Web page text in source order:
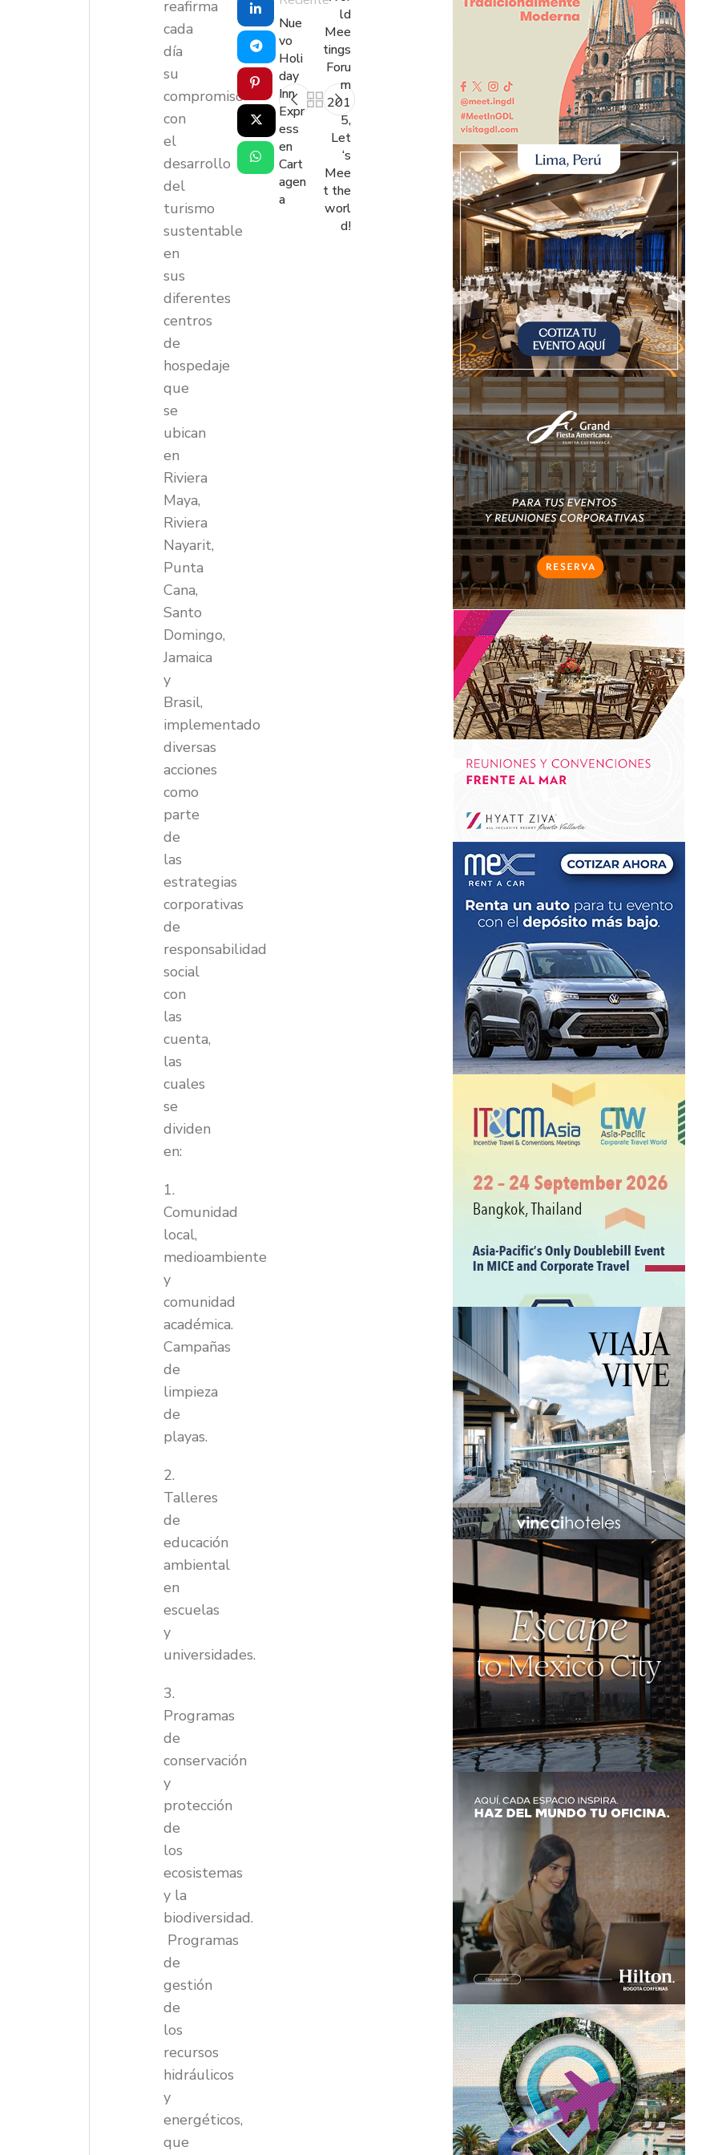
reafirma
cada
día
su
compromiso
con
el
desarrollo
del
turismo
sustentable
en
sus
diferentes
centros
de
hospedaje
que
se
ubican
en
Riviera
Maya,
Riviera
Nayarit,
Punta
Cana,
Santo
Domingo,
Jamaica
y
Brasil,
implementado
diversas
acciones
como
parte
de
las
estrategias
corporativas
de
responsabilidad
social
con
las
cuenta,
las
cuales
se
dividen
en:
1.
Comunidad
local,
medioambiente
y
comunidad
académica.
Campañas
de
limpieza
de
playas.
2.
Talleres
de
educación
ambiental
en
escuelas
y
universidades.
3.
Programas
de
conservación
y
protección
de
los
ecosistemas
y la
biodiversidad.
Programas
de
gestión
de
los
recursos
hidráulicos
y
energéticos,
que
Nue
vo
Holi
day
Inn
Expr
ess
en
Cart
agen
a
ld
Mee
tings
Foru
m
201
5,
Let
‘s
Mee
t the
worl
d!